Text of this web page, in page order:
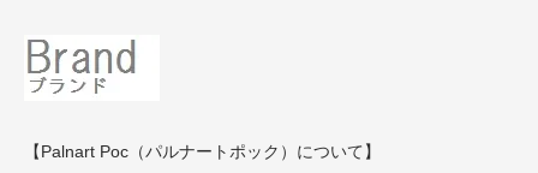
【Palnart Poc（パルナートポック）について】